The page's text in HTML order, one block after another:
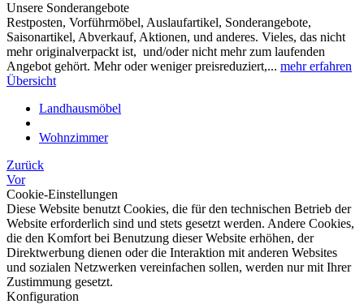
Unsere Sonderangebote
Restposten, Vorführmöbel, Auslaufartikel, Sonderangebote,
Saisonartikel, Abverkauf, Aktionen, und anderes. Vieles, das nicht
mehr originalverpackt ist, und/oder nicht mehr zum laufenden
Angebot gehört. Mehr oder weniger preisreduziert,... mehr erfahren
Übersicht
Landhausmöbel
Wohnzimmer
Zurück
Vor
Cookie-Einstellungen
Diese Website benutzt Cookies, die für den technischen Betrieb der
Website erforderlich sind und stets gesetzt werden. Andere Cookies,
die den Komfort bei Benutzung dieser Website erhöhen, der
Direktwerbung dienen oder die Interaktion mit anderen Websites
und sozialen Netzwerken vereinfachen sollen, werden nur mit Ihrer
Zustimmung gesetzt.
Konfiguration